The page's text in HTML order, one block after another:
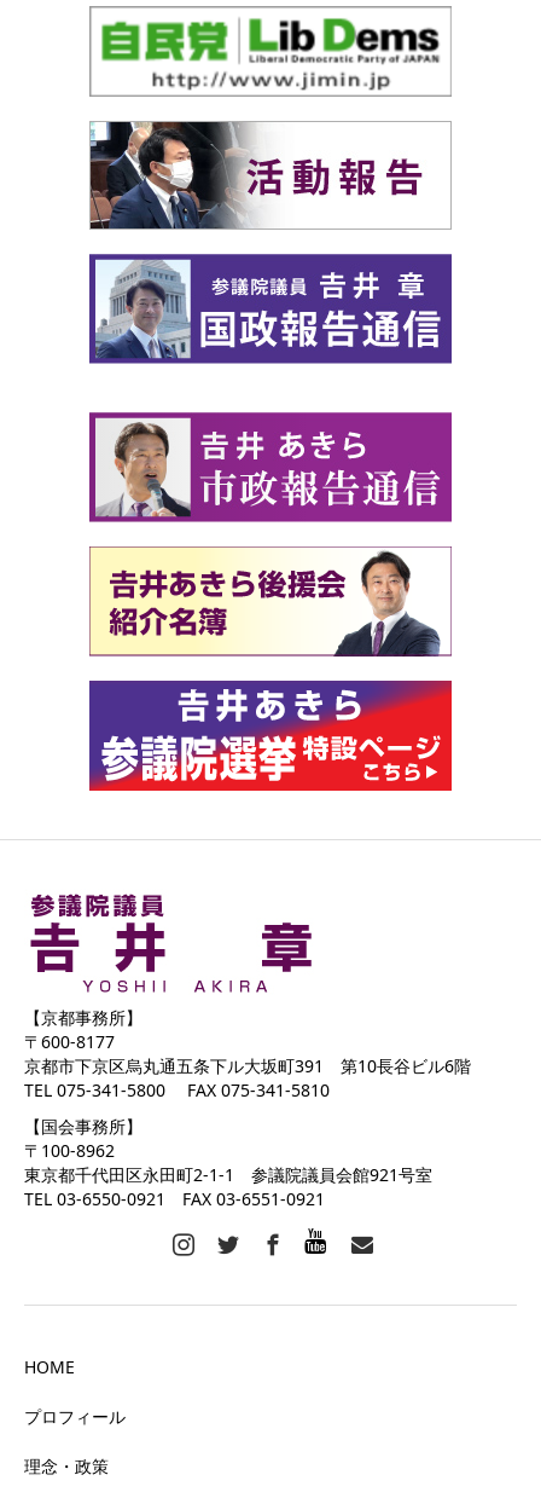
【京都事務所】
〒600-8177
京都市下京区烏丸通五条下ル大坂町391 第10長谷ビル6階
TEL 075-341-5800 FAX 075-341-5810
【国会事務所】
〒100-8962
東京都千代田区永田町2-1-1 参議院議員会館921号室
TEL 03-6550-0921 FAX 03-6551-0921
HOME
プロフィール
理念・政策